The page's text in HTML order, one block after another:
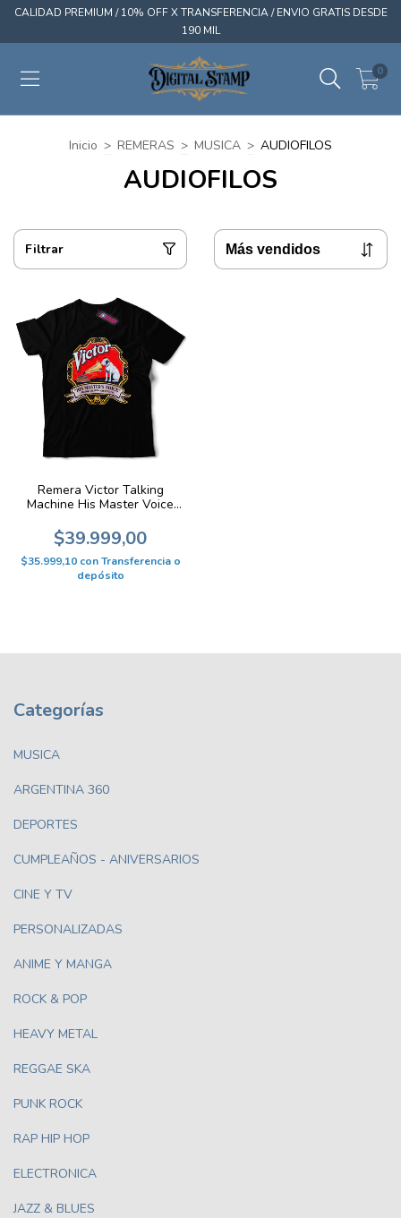
CALIDAD PREMIUM / 10% OFF X TRANSFERENCIA / ENVIO GRATIS DESDE
190 MIL
0
Inicio > REMERAS > MUSICA > AUDIOFILOS
AUDIOFILOS
Filtrar
Remera Victor Talking
Machine His Master Voice
$39.999,00
$35.999,10 con Transferencia o
depósito
Categorías
MUSICA
ARGENTINA 360
DEPORTES
CUMPLEAÑOS - ANIVERSARIOS
CINE Y TV
PERSONALIZADAS
ANIME Y MANGA
ROCK & POP
HEAVY METAL
REGGAE SKA
PUNK ROCK
RAP HIP HOP
ELECTRONICA
JAZZ & BLUES